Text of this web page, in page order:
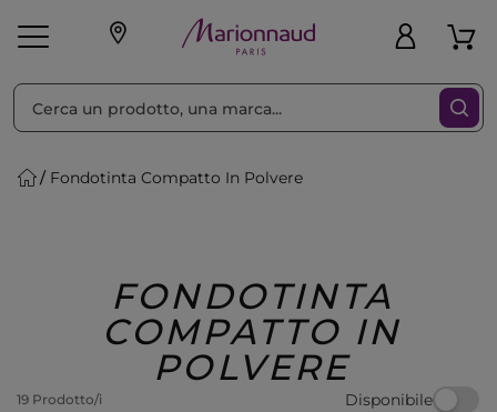
Make-up Profumi
Regalo
Fondotinta Compatto In Polvere
FONDOTINTA
COMPATTO IN
POLVERE
19 Prodotto/i Disponibile
Ordina per Filtra